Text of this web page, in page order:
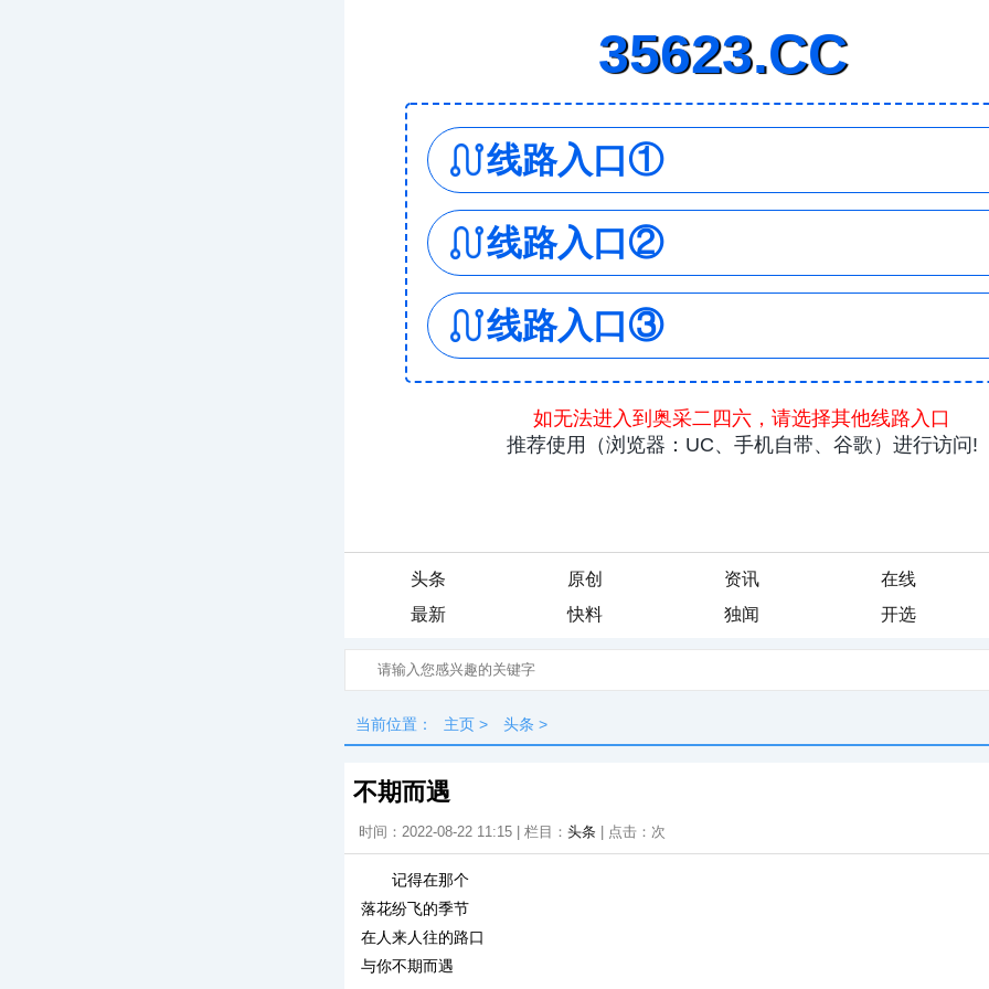
头条 原创 资讯
在线
最新
快料 独闻 开选
当前位置： 主页 > 头条 >
不期而遇
时间：2022-08-22 11:15 | 栏目： 头条 | 点击： 次
记得在那个
落花纷飞的季节
在人来人往的路口
与你不期而遇